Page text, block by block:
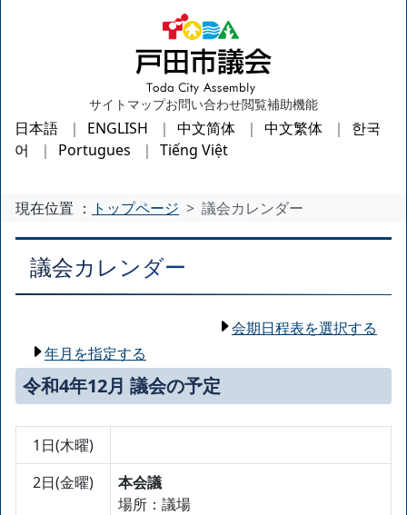
サイトマップお問い合わせ閲覧補助機能
日本語 ENGLISH 中文简体 中文繁体
한국
어
Portugues Tiếng Việt
現在位置 ： トップページ 議会カレンダー
議会カレンダー
会期日程表を選択する
年月を指定する
令和4年12月 議会の予定
1日(木曜)
2日(金曜)
本会議
場所：議場